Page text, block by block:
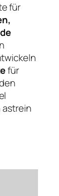
für
für
astrein